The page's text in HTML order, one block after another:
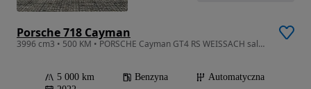
Porsche 718 Cayman
3996 cm3 • 500 KM • PORSCHE Cayman GT4 RS WEISSACH salon PL Bose LED PPF Ceramika Carbon
5 000 km Benzyna
Automatyczna